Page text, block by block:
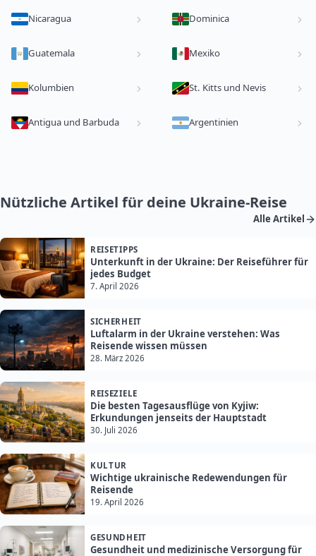
Nicaragua Dominica
Guatemala Mexiko
Kolumbien St. Kitts und Nevis
Antigua und Barbuda Argentinien
Nützliche Artikel für deine Ukraine-Reise
Alle Artikel
REISETIPPS
Unterkunft in der Ukraine: Der Reiseführer für
jedes Budget
7. April 2026
SICHERHEIT
Luftalarm in der Ukraine verstehen: Was
Reisende wissen müssen
28. März 2026
REISEZIELE
Die besten Tagesausflüge von Kyjiw:
Erkundungen jenseits der Hauptstadt
30. Juli 2026
KULTUR
Wichtige ukrainische Redewendungen für
Reisende
19. April 2026
GESUNDHEIT
Gesundheit und medizinische Versorgung für